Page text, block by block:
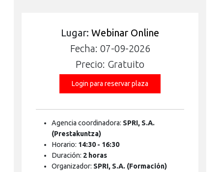
Lugar: Webinar Online
Fecha: 07-09-2026
Precio: Gratuito
Login para reservar plaza
Agencia coordinadora: SPRI, S.A.
(Prestakuntza)
Horario: 14:30 - 16:30
Duración: 2 horas
Organizador: SPRI, S.A. (Formación)